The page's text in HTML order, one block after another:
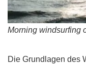
Morning windsurfing
Die Grundlagen des